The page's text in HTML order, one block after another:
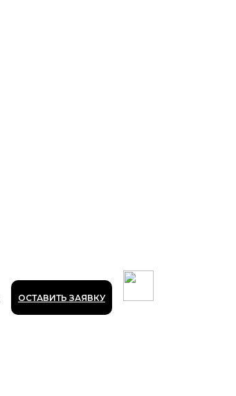
ОСТАВИТЬ ЗАЯВКУ